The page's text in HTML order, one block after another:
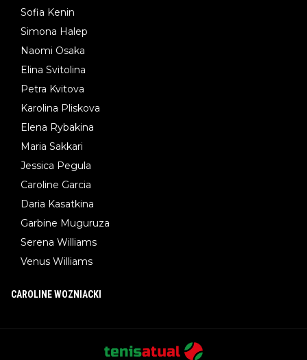
Sofia Kenin
Simona Halep
Naomi Osaka
Elina Svitolina
Petra Kvitova
Karolina Pliskova
Elena Rybakina
Maria Sakkari
Jessica Pegula
Caroline Garcia
Daria Kasatkina
Garbine Muguruza
Serena Williams
Venus Williams
CAROLINE WOZNIACKI